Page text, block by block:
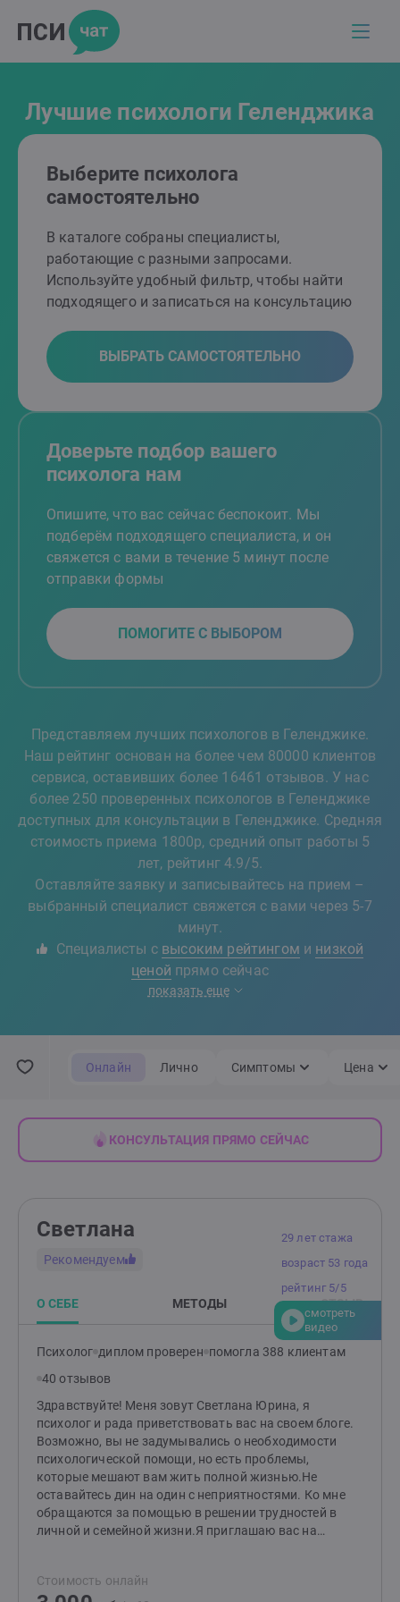
Лучшие психологи Геленджика
Выберите психолога
самостоятельно
В каталоге собраны специалисты,
работающие с разными запросами.
Используйте удобный фильтр, чтобы найти
подходящего и записаться на консультацию
ВЫБРАТЬ САМОСТОЯТЕЛЬНО
Доверьте подбор вашего
психолога нам
Опишите, что вас сейчас беспокоит. Мы
подберём подходящего специалиста, и он
свяжется с вами в течение 5 минут после
отправки формы
ПОМОГИТЕ С ВЫБОРОМ
Представляем лучших психологов в Геленджике.
Наш рейтинг основан на более чем 80000 клиентов
сервиса, оставивших более 16461 отзывов. У нас
более 250 проверенных психологов в Геленджике
доступных для консультации в Геленджике. Средняя
стоимость приема 1800р, средний опыт работы 5
лет, рейтинг 4.9/5.
Оставляйте заявку и записывайтесь на прием –
выбранный специалист свяжется с вами через 5-7
минут.
Специалисты с высоким рейтингом и низкой
ценой прямо сейчас
показать еще
Онлайн Лично Симптомы Цена
КОНСУЛЬТАЦИЯ ПРЯМО СЕЙЧАС
29 лет стажа
возраст 53 года
рейтинг 5/5
смотреть
видео
Светлана
Рекомендуем
О СЕБЕ МЕТОДЫ ОТЗЫВ
Психолог диплом проверен помогла 388 клиентам
40 отзывов
Здравствуйте! Меня зовут Светлана Юрина, я
психолог и рада приветствовать вас на своем блоге.
Возможно, вы не задумывались о необходимости
психологической помощи, но есть проблемы,
которые мешают вам жить полной жизнью.Не
оставайтесь дин на один с неприятностями. Ко мне
обращаются за помощью в решении трудностей в
личной и семейной жизни.Я приглашаю вас на
обрести уверенность и пережить кризис. Я знаю, что
Стоимость онлайн